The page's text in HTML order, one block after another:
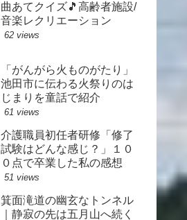
曲あてクイズ🎵高齢者施設/
音楽レクリエーション
62 views
「がんがら火ものがたり」
池田市に伝わる火祭りのは
じまりを童話で紹介
61 views
介護職員初任者研修「修了
試験はどんな感じ？」１０
０点で卒業した私の感想
51 views
箕面滝道の幽玄なトンネル
｜静寂の先は五月山へ続く